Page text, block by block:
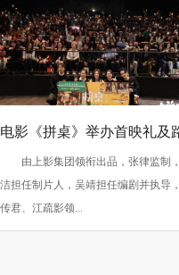
电影《拼桌》举办首映礼及
演 白色情人节相约搭子稳稳
福
由上影集团领衔出品，张律监制
洁担任制片人，吴靖担任编剧并执导
传君、江疏影领...